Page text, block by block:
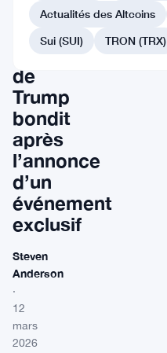
Solana
Meme
de
Trump
bondit
après
l’annonce
d’un
événement
exclusif
Steven
Anderson
·
12
mars
2026
Actualités des Altcoins
Sui (SUI)
TRON (TRX)